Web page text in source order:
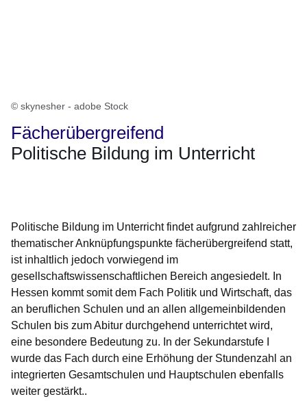
© skynesher - adobe Stock
Fächerübergreifend
Politische Bildung im Unterricht
Politische Bildung im Unterricht findet aufgrund zahlreicher
thematischer Anknüpfungspunkte fächerübergreifend statt,
ist inhaltlich jedoch vorwiegend im
gesellschaftswissenschaftlichen Bereich angesiedelt. In
Hessen kommt somit dem Fach Politik und Wirtschaft, das
an beruflichen Schulen und an allen allgemeinbildenden
Schulen bis zum Abitur durchgehend unterrichtet wird,
eine besondere Bedeutung zu. In der Sekundarstufe I
wurde das Fach durch eine Erhöhung der Stundenzahl an
integrierten Gesamtschulen und Hauptschulen ebenfalls
weiter gestärkt..